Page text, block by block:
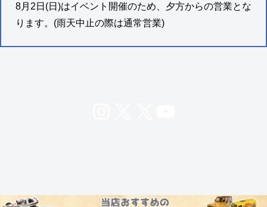
8月2日(日)はイベント開催のため、夕方からの営業とな
ります。(雨天中止の際は通常営業)